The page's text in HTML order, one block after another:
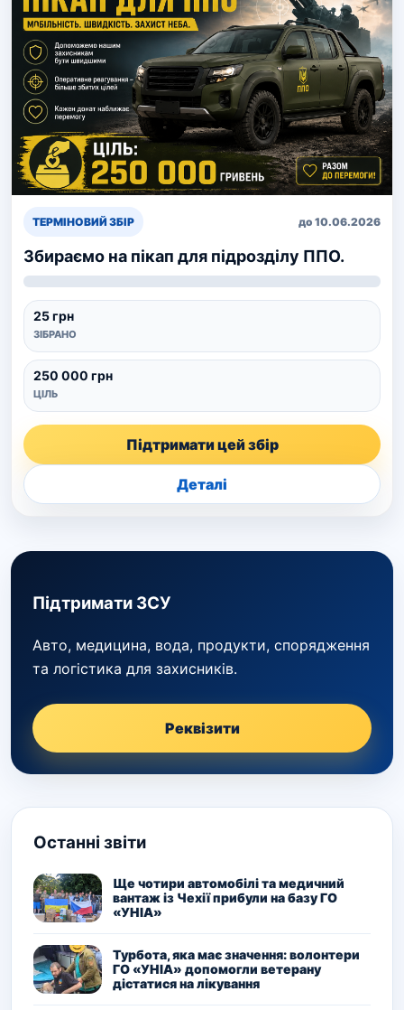
ТЕРМІНОВИЙ ЗБІР до 10.06.2026
Збираємо на пікап для підрозділу ППО.
25 грн
ЗІБРАНО
250 000 грн
ЦІЛЬ
Підтримати цей збір
Деталі
Підтримати ЗСУ
Авто, медицина, вода, продукти, спорядження
та логістика для захисників.
Реквізити
Останні звіти
Ще чотири автомобілі та медичний
вантаж із Чехії прибули на базу ГО
«УНІА»
Турбота, яка має значення: волонтери
ГО «УНІА» допомогли ветерану
дістатися на лікування